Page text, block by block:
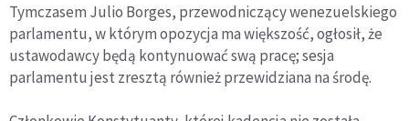
Tymczasem Julio Borges, przewodniczący wenezuelskiego
parlamentu, w którym opozycja ma większość, ogłosił, że
ustawodawcy będą kontynuować swą pracę; sesja
parlamentu jest zresztą również przewidziana na środę.